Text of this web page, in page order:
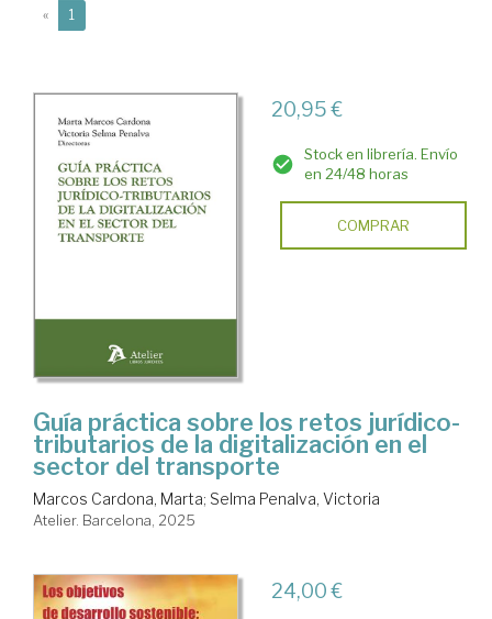
« 1
20,95 €
Stock en librería. Envío
en 24/48 horas
COMPRAR
Guía práctica sobre los retos jurídico-
tributarios de la digitalización en el
sector del transporte
Marcos Cardona, Marta; Selma Penalva, Victoria
Atelier. Barcelona, 2025
24,00 €